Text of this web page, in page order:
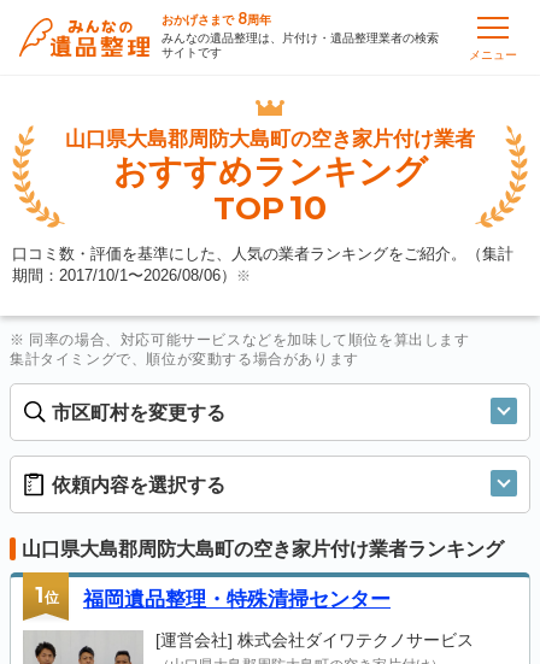
おかげさまで 8周年
みんなの遺品整理は、片付け・遺品整理業者の検索
サイトです
メニュー
山口県大島郡周防大島町の空き家片付け業者
おすすめランキング
TOP10
口コミ数・評価を基準にした、人気の業者ランキングをご紹介。（集計
期間：2017/10/1〜2026/08/06） ※
※ 同率の場合、対応可能サービスなどを加味して順位を算出します
集計タイミングで、順位が変動する場合があります
市区町村を変更する
依頼内容を選択する
山口県大島郡周防大島町の空き家片付け業者ランキング
1位 福岡遺品整理・特殊清掃センター
[運営会社] 株式会社ダイワテクノサービス